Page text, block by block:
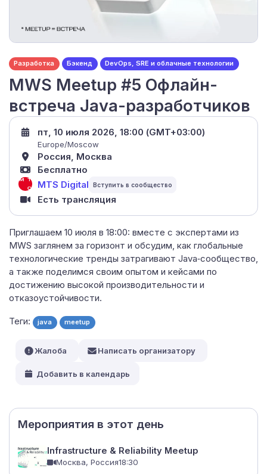
Разработка Бэкенд DevOps, SRE и облачные технологии
MWS Meetup #5 Офлайн-
встреча Java-разработчиков
Приглашаем 10 июля в 18:00: вместе с экспертами из
MWS заглянем за горизонт и обсудим, как глобальные
технологические тренды затрагивают Java‑сообщество,
а также поделимся своим опытом и кейсами по
достижению высокой производительности и
отказоустойчивости.
Теги: java meetup
пт, 10 июля 2026, 18:00 (GMT+03:00)
Europe/Moscow
Россия, Москва
Бесплатно
MTS Digital
Есть трансляция
Мероприятия в этот день
Infrastructure & Reliability Meetup
Москва, Россия18:30
Жалоба Написать организатору
Добавить в календарь